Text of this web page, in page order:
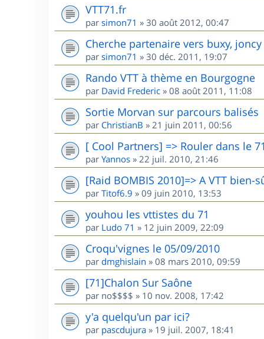
VTT71.fr
par simon71 » 30 août 2012, 00:47
Cherche partenaire vers buxy,
par simon71 » 30 déc. 2011, 19:07
Rando VTT à thème en Bourgogne
par David Frederic » 08 août 2011, 11:08
Sortie Morvan sur parcours balisés
par ChristianB » 21 juin 2011, 00:56
[ Cool Partners] => Rouler dans le 71
par Yannos » 22 juil. 2010, 21:46
[Raid BOMBIS 2010]=> A VTT bien-
par Titof6.9 » 09 juin 2010, 13:53
youhou les vttistes du 71
par Ludo 71 » 12 juin 2009, 22:09
Croqu'vignes le 05/09/2010
par dmghislain » 08 mars 2010, 09:59
[71]Chalon Sur Saône
par no$$$$ » 10 nov. 2008, 17:42
y'a quelqu'un par ici?
par pascdujura » 19 juil. 2007, 18:41